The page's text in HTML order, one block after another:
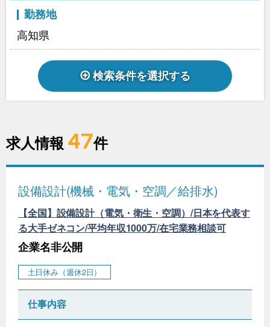
勤務地
高知県
検索条件を選択する
求人情報 47件
設備設計(機械・電気・空調／給排水)
【全国】設備設計（電気・衛生・空調）/日本を代表す
る大手ゼネコン/平均年収1000万/在宅業務相談可
企業名非公開
土日休み（週休2日）
仕事内容